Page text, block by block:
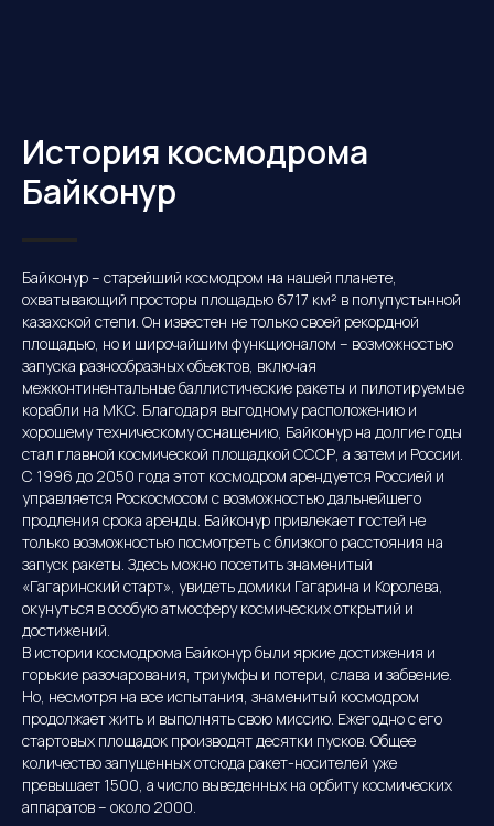
История космодрома
Байконур
Байконур – старейший космодром на нашей планете,
охватывающий просторы площадью 6717 км² в полупустынной
казахской степи. Он известен не только своей рекордной
площадью, но и широчайшим функционалом – возможностью
запуска разнообразных объектов, включая
межконтинентальные баллистические ракеты и пилотируемые
корабли на МКС. Благодаря выгодному расположению и
хорошему техническому оснащению, Байконур на долгие годы
стал главной космической площадкой СССР, а затем и России.
С 1996 до 2050 года этот космодром арендуется Россией и
управляется Роскосмосом с возможностью дальнейшего
продления срока аренды. Байконур привлекает гостей не
только возможностью посмотреть с близкого расстояния на
запуск ракеты. Здесь можно посетить знаменитый
«Гагаринский старт», увидеть домики Гагарина и Королева,
окунуться в особую атмосферу космических открытий и
достижений.
В истории космодрома Байконур были яркие достижения и
горькие разочарования, триумфы и потери, слава и забвение.
Но, несмотря на все испытания, знаменитый космодром
продолжает жить и выполнять свою миссию. Ежегодно с его
стартовых площадок производят десятки пусков. Общее
количество запущенных отсюда ракет-носителей уже
превышает 1500, а число выведенных на орбиту космических
аппаратов – около 2000.